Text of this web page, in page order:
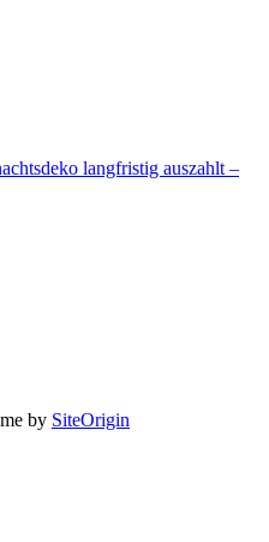
langfristig auszahlt –
by SiteOrigin